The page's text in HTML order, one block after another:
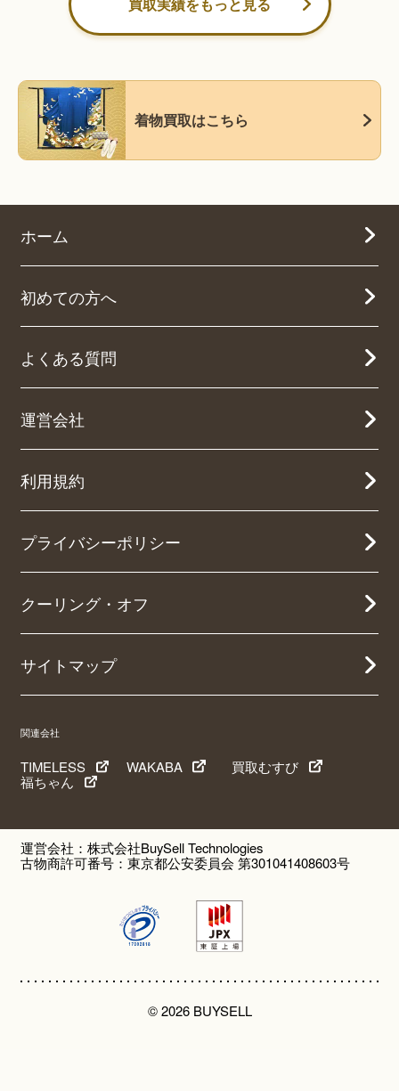
着物買取はこちら
ホーム
初めての方へ
よくある質問
運営会社
利用規約
プライバシーポリシー
クーリング・オフ
サイトマップ
関連会社
TIMELESS WAKABA
買取むすび
福ちゃん
運営会社：株式会社BuySell Technologies
古物商許可番号：東京都公安委員会 第301041408603号
© 2026 BUYSELL